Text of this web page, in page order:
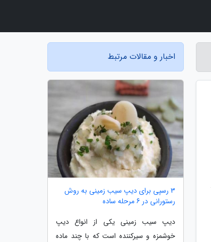
اخبار و مقالات مرتبط
3 رسپی برای دیپ سیب زمینی به روش
رستورانی در 6 مرحله ساده
دیپ سیب زمینی یکی از انواع دیپ
خوشمزه و سیرکننده است که با چند ماده